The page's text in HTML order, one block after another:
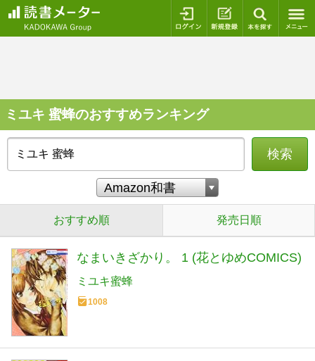
ログイン 新規登録
ミユキ 蜜蜂のおすすめランキング
検索
おすすめ順 発売日順
なまいきざかり。 1 (花とゆめCOMICS)
ミユキ蜜蜂
1008